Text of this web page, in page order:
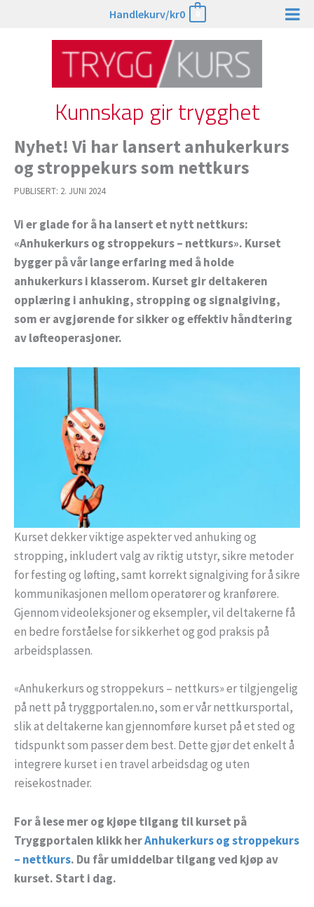
Handlekurv/kr0
Kunnskap gir trygghet
Nyhet! Vi har lansert anhukerkurs
og stroppekurs som nettkurs
PUBLISERT: 2. JUNI 2024
Vi er glade for å ha lansert et nytt nettkurs:
«Anhukerkurs og stroppekurs – nettkurs». Kurset
bygger på vår lange erfaring med å holde
anhukerkurs i klasserom. Kurset gir deltakeren
opplæring i anhuking, stropping og signalgiving,
som er avgjørende for sikker og effektiv håndtering
av løfteoperasjoner.
Kurset dekker viktige aspekter ved anhuking og
stropping, inkludert valg av riktig utstyr, sikre metoder
for festing og løfting, samt korrekt signalgiving for å sikre
kommunikasjonen mellom operatører og kranførere.
Gjennom videoleksjoner og eksempler, vil deltakerne få
en bedre forståelse for sikkerhet og god praksis på
arbeidsplassen.
«Anhukerkurs og stroppekurs – nettkurs» er tilgjengelig
på nett på tryggportalen.no, som er vår nettkursportal,
slik at deltakerne kan gjennomføre kurset på et sted og
tidspunkt som passer dem best. Dette gjør det enkelt å
integrere kurset i en travel arbeidsdag og uten
reisekostnader.
For å lese mer og kjøpe tilgang til kurset på
Tryggportalen klikk herAnhukerkurs og stroppekurs
– nettkurs. Du får umiddelbar tilgang ved kjøp av
kurset. Start i dag.